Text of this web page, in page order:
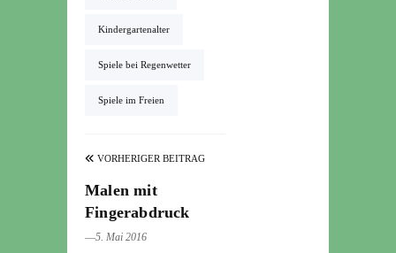
Kindergartenalter
Spiele bei Regenwetter
Spiele im Freien
VORHERIGER BEITRAG
Malen mit
Fingerabdruck
―5. Mai 2016